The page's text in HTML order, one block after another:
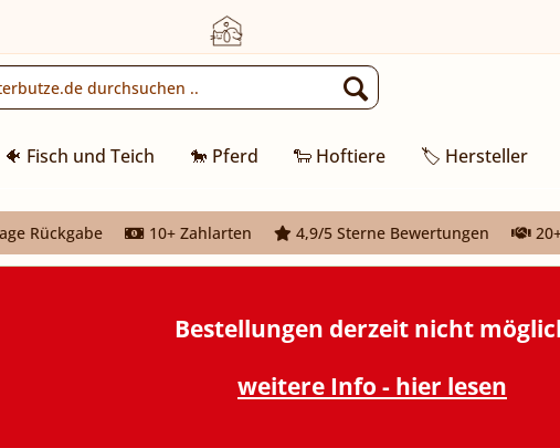
🐠 Fisch und Teich 🐎 Pferd 🐑 Hoftiere 🏷️ Hersteller
Rückgabe 10+ Zahlarten 4,9/5 Sterne Bewertungen
Bestellungen derzeit nicht
weitere Info - hier lesen